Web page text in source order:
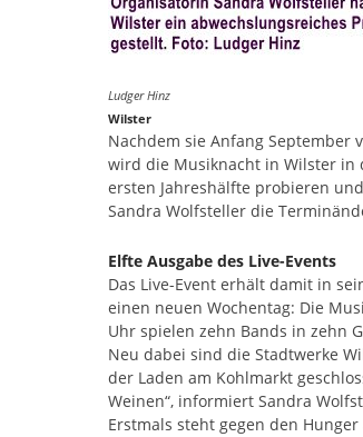
Ludger Hinz
Wilster
Nachdem sie Anfang September
wird die Musiknacht in Wilster in
ersten Jahreshälfte probieren
Sandra Wolfsteller die
Elfte Ausgabe des Live-Events
Das Live-Event erhält damit in
einen neuen Wochentag: Die
Uhr spielen zehn Bands in zehn
Neu dabei sind die Stadtwerke
der Laden am Kohlmarkt
Weinen“, informiert Sandra
Erstmals steht gegen den